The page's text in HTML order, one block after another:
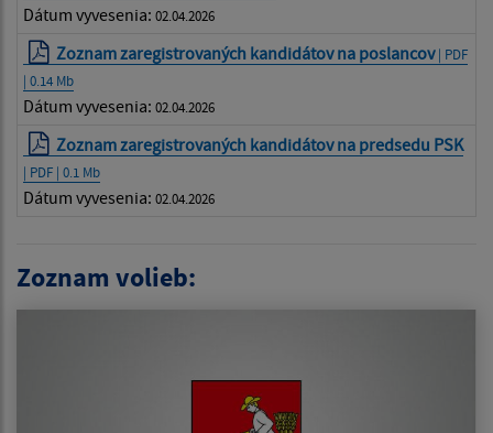
Dátum vyvesenia: 02.04.2026
Zoznam zaregistrovaných kandidátov na poslancov| PDF
| 0.14 Mb
Dátum vyvesenia: 02.04.2026
Zoznam zaregistrovaných kandidátov na predsedu PSK
| PDF | 0.1 Mb
Dátum vyvesenia: 02.04.2026
Zoznam volieb: